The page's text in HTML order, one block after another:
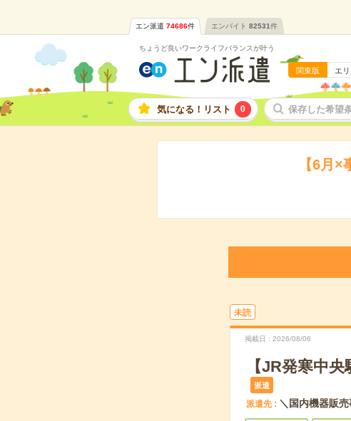
エン派遣 74686件 エンバイト 82531件
ちょうど良いワークライフバランスが叶う
関東版 エ
気になる！リスト 0 保存した希望
【6月
未読
掲載日 2026/08/06
【JR発寒中
派遣
派遣先 ＼国内機器販